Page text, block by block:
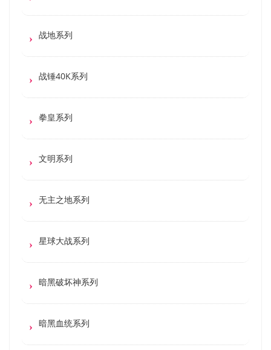
战地系列
战锤40K系列
拳皇系列
文明系列
无主之地系列
星球大战系列
暗黑破坏神系列
暗黑血统系列